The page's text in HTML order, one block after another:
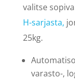
valitse
H-sarjasta,
25kg.
varasto-,